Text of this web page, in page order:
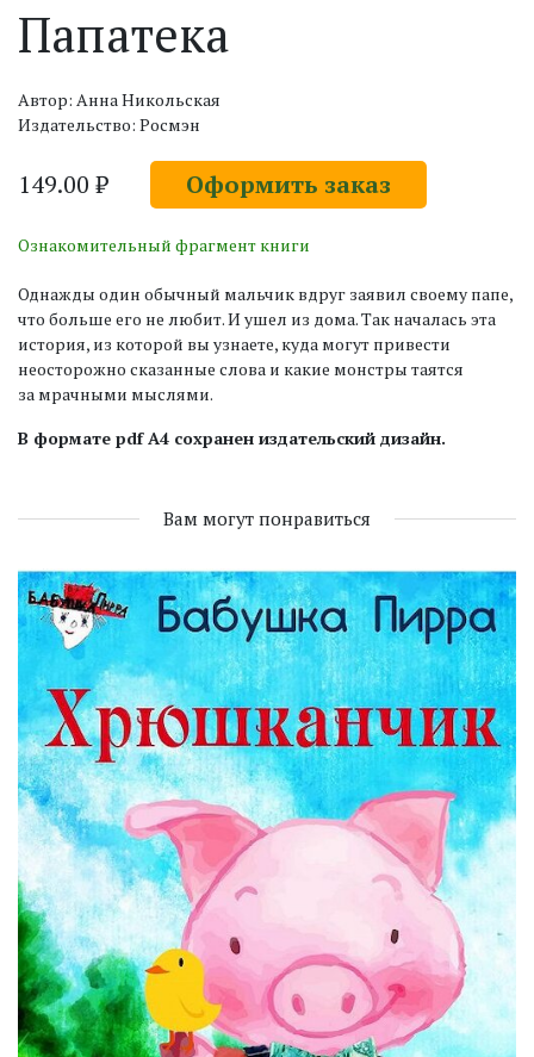
Папатека
Автор: Анна Никольская
Издательство: Росмэн
149.00 ₽ Оформить заказ
Ознакомительный фрагмент книги
Однажды один обычный мальчик вдруг заявил своему папе,
что больше его не любит. И ушел из дома. Так началась эта
история, из которой вы узнаете, куда могут привести
неосторожно сказанные слова и какие монстры таятся
за мрачными мыслями.
В формате pdf A4 сохранен издательский дизайн.
Вам могут понравиться